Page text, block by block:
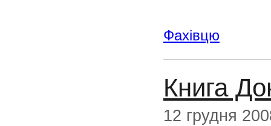
Фахівцю
Книга
12 грудня